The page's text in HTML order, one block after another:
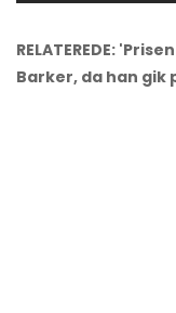
RELATEREDE:
Barker, da han gik